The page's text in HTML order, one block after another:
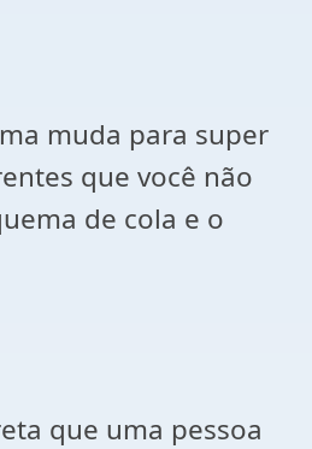
muda para super
que você não
de cola e o
que uma pessoa